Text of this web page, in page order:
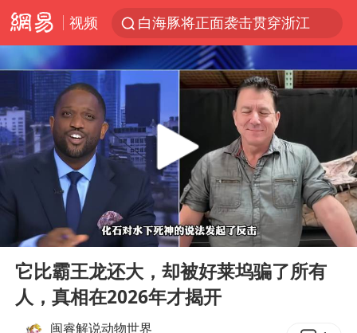
视频
白海豚将正面袭击贯穿浙江
名创优品一次性内裤 颜面尽失
上海明日之星冠军杯调整决赛时间
香港宏福苑火灾或由烟头引起
浙江台州《告全体市民书》
女主硬加吻戏短剧已下架
郑丽文：台湾从来没有“独立”过
实时追踪台风白海豚
四川宜宾市珙县发生3.4级地震
Play
00:00 05:01
它比霸王龙还大，却被好莱坞骗了所有
人，真相在2026年才揭开
闽睿解说动物世界